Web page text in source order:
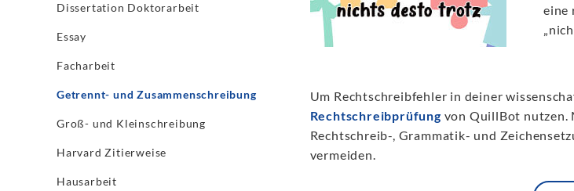
Dissertation Doktorarbeit
Essay
Facharbeit
Getrennt- und Zusammenschreibung
Groß- und Kleinschreibung
Harvard Zitierweise
Hausarbeit
eine
Um Rechtschreibfehler in deiner
Rechtschreibprüfung von QuillBot nutzen.
Rechtschreib-, Grammatik- und
vermeiden.